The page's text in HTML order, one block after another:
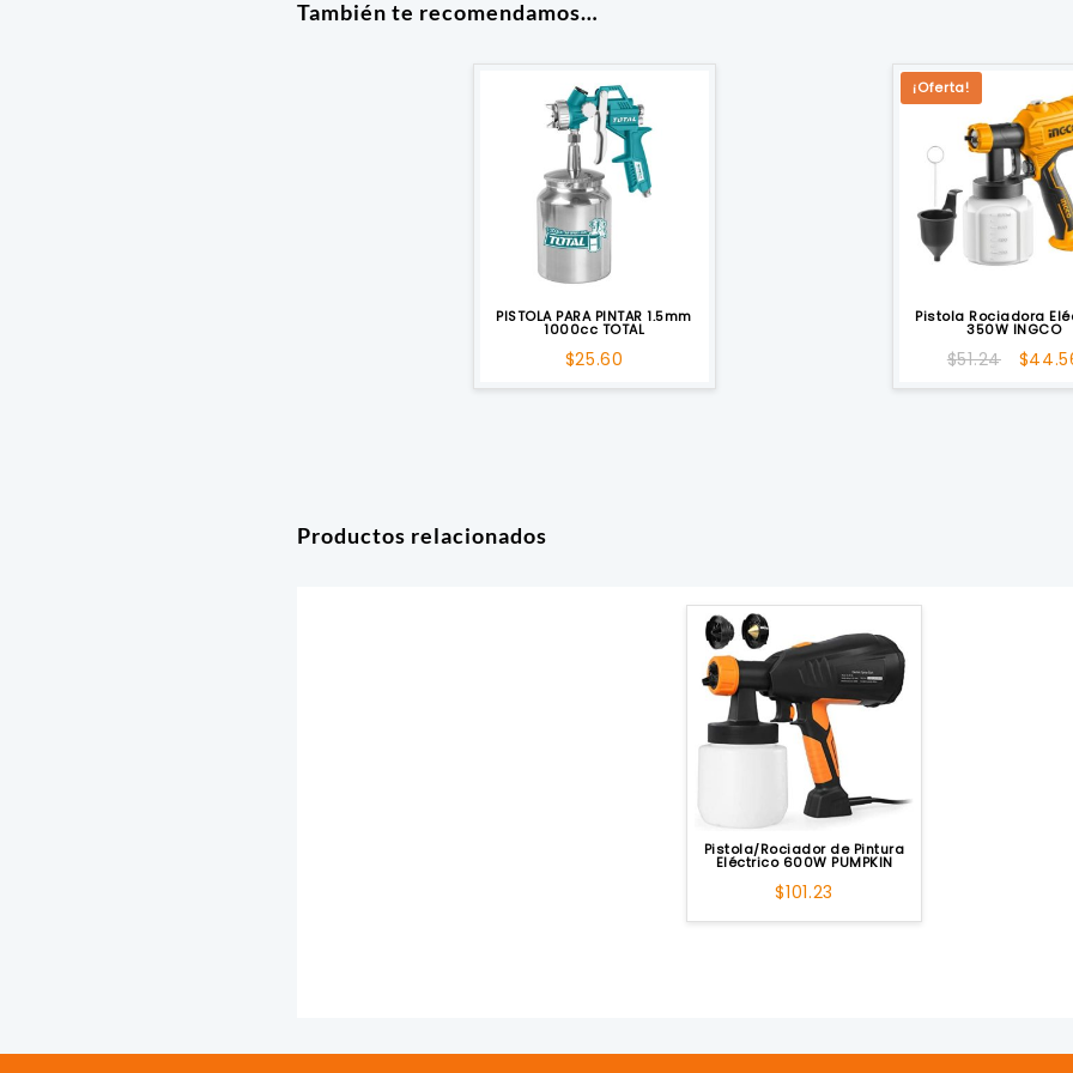
También te recomendamos…
PISTOLA PARA PINTAR 1.5mm
1000cc TOTAL
$25.60
¡Oferta!
Pistola Rociadora
350W INGCO
$51.24
El
$
Productos relacionados
Pistola/Rociador de Pintura
Eléctrico 600W PUMPKIN
$101.23